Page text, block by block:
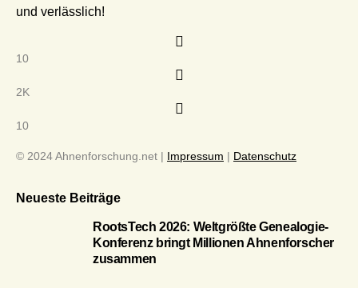
und verlässlich!
10
2K
10
© 2024 Ahnenforschung.net | Impressum | Datenschutz
Neueste Beiträge
RootsTech 2026: Weltgrößte Genealogie-
Konferenz bringt Millionen Ahnenforscher
zusammen